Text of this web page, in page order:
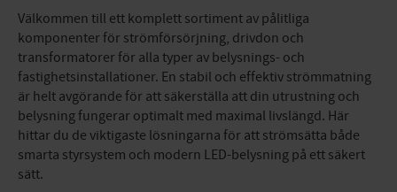
Välkommen till ett komplett sortiment av pålitliga
komponenter för strömförsörjning, drivdon och
transformatorer för alla typer av belysnings- och
fastighetsinstallationer. En stabil och effektiv strömmatning
är helt avgörande för att säkerställa att din utrustning och
belysning fungerar optimalt med maximal livslängd. Här
hittar du de viktigaste lösningarna för att strömsätta både
smarta styrsystem och modern LED-belysning på ett säkert
sätt.